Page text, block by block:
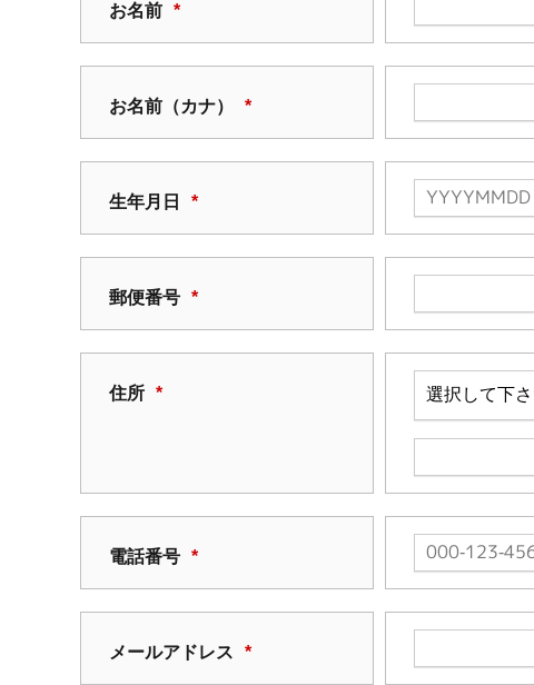
お名前 *
お名前（カナ） *
生年月日 *
郵便番号 *
住所 *
電話番号 *
メールアドレス *